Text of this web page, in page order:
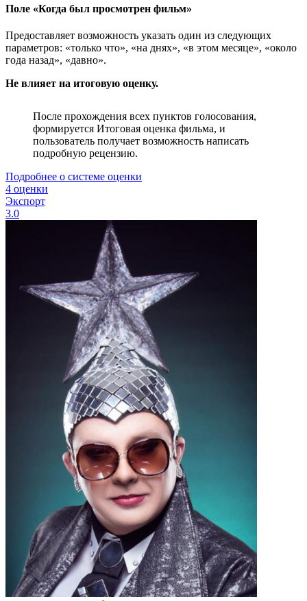
Поле «Когда был просмотрен фильм»
Предоставляет возможность указать один из следующих
параметров: «только что», «на днях», «в этом месяце», «около
года назад», «давно».
Не влияет на итоговую оценку.
После прохождения всех пунктов голосования,
формируется Итоговая оценка фильма, и
пользователь получает возможность написать
подробную рецензию.
Подробнее о системе оценки
4 оценки
Экспорт
3.0